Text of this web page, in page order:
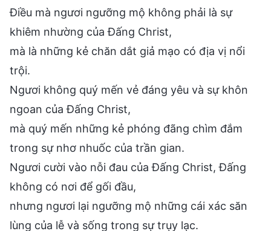
Điều mà ngươi ngưỡng mộ không phải là sự
khiêm nhường của Đấng Christ,
mà là những kẻ chăn dắt giả mạo có địa vị nổi
trội.
Ngươi không quý mến vẻ đáng yêu và sự khôn
ngoan của Đấng Christ,
mà quý mến những kẻ phóng đãng chìm đắm
trong sự nhơ nhuốc của trần gian.
Ngươi cười vào nỗi đau của Đấng Christ, Đấng
không có nơi để gối đầu,
nhưng ngươi lại ngưỡng mộ những cái xác săn
lùng của lễ và sống trong sự trụy lạc.